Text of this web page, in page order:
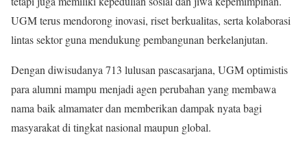
UGM terus mendorong inovasi, riset berkualitas, serta kolaborasi
lintas sektor guna mendukung pembangunan berkelanjutan.
Dengan diwisudanya 713 lulusan pascasarjana, UGM optimistis
para alumni mampu menjadi agen perubahan yang membawa
nama baik almamater dan memberikan dampak nyata bagi
masyarakat di tingkat nasional maupun global.